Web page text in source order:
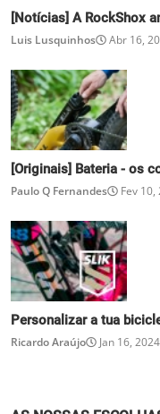
[Notícias] A RockShox
Luis Lusquinhos Abr 16,
[Originais] Bateria - os
Paulo Q Fernandes Fev 10,
Personalizar a tua
Ricardo Araújo Jan 16, 2024